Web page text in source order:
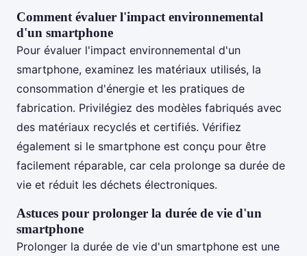
Comment évaluer l'impact environnemental
d'un smartphone
Pour évaluer l'impact environnemental d'un
smartphone, examinez les matériaux utilisés, la
consommation d'énergie et les pratiques de
fabrication. Privilégiez des modèles fabriqués avec
des matériaux recyclés et certifiés. Vérifiez
également si le smartphone est conçu pour être
facilement réparable, car cela prolonge sa durée de
vie et réduit les déchets électroniques.
Astuces pour prolonger la durée de vie d'un
smartphone
Prolonger la durée de vie d'un smartphone est une